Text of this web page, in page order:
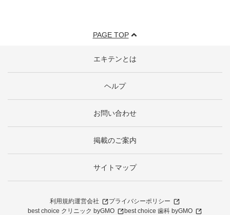
PAGE TOP
エキテンとは
ヘルプ
お問い合わせ
掲載のご案内
サイトマップ
利用規約運営会社
プライバシーポリシー
best choice クリニック byGMO
best choice 歯科 byGMO